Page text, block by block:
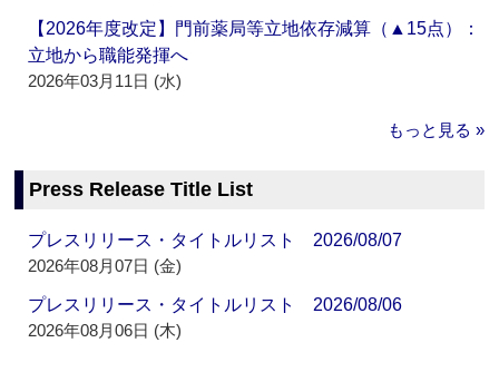
【2026年度改定】門前薬局等立地依存減算（▲15点）：
立地から職能発揮へ
2026年03月11日 (水)
もっと見る »
Press Release Title List
プレスリリース・タイトルリスト 2026/08/07
2026年08月07日 (金)
プレスリリース・タイトルリスト 2026/08/06
2026年08月06日 (木)